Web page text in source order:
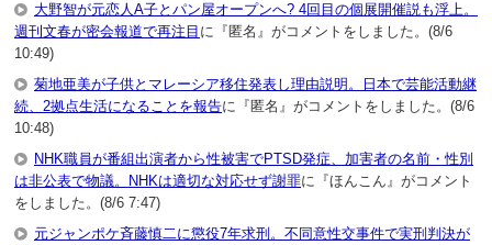
大野智が元恋人A子とパン屋オープンへ? 4回目の個展開催説も浮上。
週刊文春が密会報道で再注目 に『匿名』がコメントをしました。(8/6
10:49)
菊地亜美が子供とマレーシア移住発表し理由説明。日本で芸能活動継
続、2拠点生活になることを報告に『匿名』がコメントをしました。(8/6
10:48)
NHK職員が番組出演者から性被害でPTSD発症、加害者の名前・性別
は非公表で物議。NHKは適切な対応せず謝罪に『ほんこん』がコメント
をしました。(8/6 7:47)
元ジャンポケ斉藤慎二に懲役7年求刑。不同意性交事件で実刑判決が